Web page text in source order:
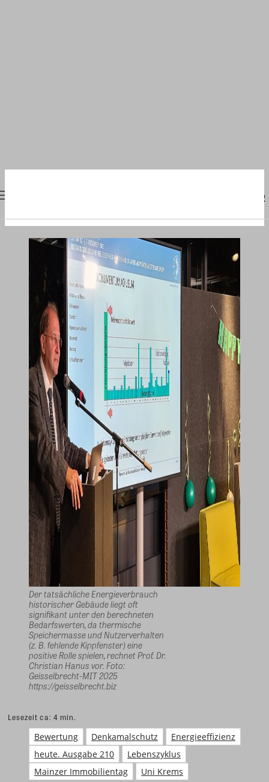
Der tatsächliche Energieverbrauch
historischer Gebäude liegt oft
signifikant unter den berechneten
Bedarfswerten, da thermische
Speichermasse und Nutzerverhalten
(z. B. fehlende Kippfenster) eine
positive Rolle spielen, rechnet Prof. Dr.
Christian Hanus vor. Foto:
Geisselbrecht-MIT 2025
https://geisselbrecht.biz
Lesezeit ca: 4 min.
Bewertung Denkamalschutz
Energieeffizienz
heute. Ausgabe 210
Lebenszyklus
Mainzer Immobilientag
Uni Krems